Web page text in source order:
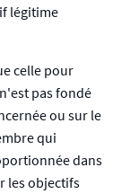
légitime
celle pour
pas fondé
ou sur le
qui
dans
les objectifs